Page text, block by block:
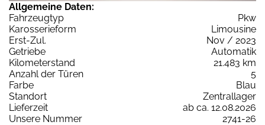
Allgemeine Daten:
Fahrzeugtyp
Pkw
Karosserieform
Limousine
Erst-Zul.
Nov / 2023
Getriebe
Automatik
Kilometerstand
21.483 km
Anzahl der Türen
5
Farbe
Blau
Standort
Zentrallager
Lieferzeit
ab ca. 12.08.2026
Unsere Nummer
2741-26